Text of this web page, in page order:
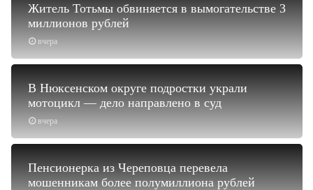
вчера
Житель Тотьмы обвиняется в вымогательстве 3
миллионов рублей
вчера
В Нюксенском округе подростки украли
мотоцикл — дело направлено в суд
Пенсионерка из Череповца перевела
мошенникам более полумиллиона рублей